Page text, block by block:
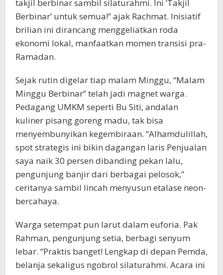
takjil berbinar sambil silaturahmi. Ini ‘Takjil
Berbinar’ untuk semua!” ajak Rachmat. Inisiatif
brilian ini dirancang menggeliatkan roda
ekonomi lokal, manfaatkan momen transisi pra-
Ramadan.
Sejak rutin digelar tiap malam Minggu, “Malam
Minggu Berbinar” telah jadi magnet warga.
Pedagang UMKM seperti Bu Siti, andalan
kuliner pisang goreng madu, tak bisa
menyembunyikan kegembiraan. “Alhamdulillah,
spot strategis ini bikin dagangan laris Penjualan
saya naik 30 persen dibanding pekan lalu,
pengunjung banjir dari berbagai pelosok,”
ceritanya sambil lincah menyusun etalase neon-
bercahaya.
Warga setempat pun larut dalam euforia. Pak
Rahman, pengunjung setia, berbagi senyum
lebar. “Praktis banget! Lengkap di depan Pemda,
belanja sekaligus ngobrol silaturahmi. Acara ini